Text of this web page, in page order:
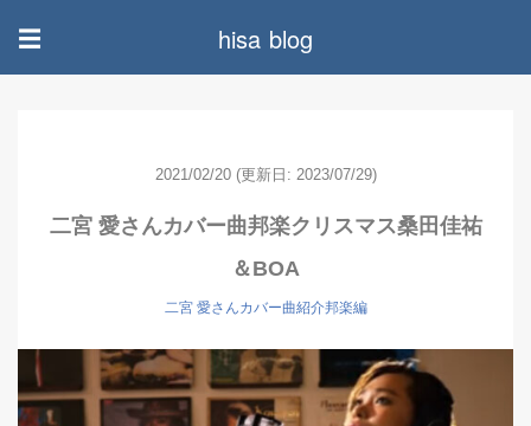
☰ hisa blog
2021/02/20 (更新日: 2023/07/29)
二宮 愛さんカバー曲邦楽クリスマス桑田佳祐
＆BOA
二宮 愛さんカバー曲紹介邦楽編